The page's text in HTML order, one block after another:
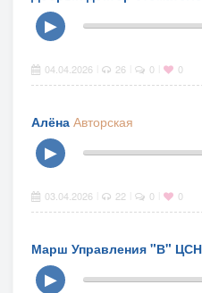
▶
04.04.2026 26 0 0
Алёна Авторская
▶
03.04.2026 22 0 0
Марш Управления "В"
▶